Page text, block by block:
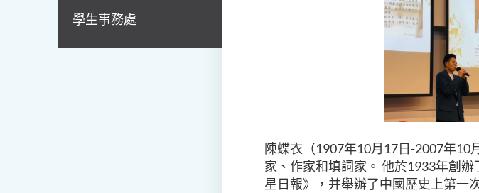
學生事務處
陳蝶衣（1907年10月17日-2007年10
家、作家和填詞家。 他於1933年創
星日報》，并舉辦了中國歷史上第一